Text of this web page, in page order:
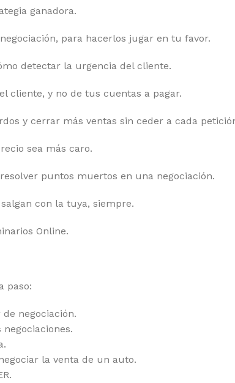
ganadora.
para hacerlos jugar en tu favor.
detectar la urgencia del cliente.
cliente, y no de tus cuentas a pagar.
y cerrar más ventas sin ceder a cada
sea más caro.
puntos muertos en una negociación.
con la tuya, siempre.
Online.
paso:
negociación.
la venta de un auto.